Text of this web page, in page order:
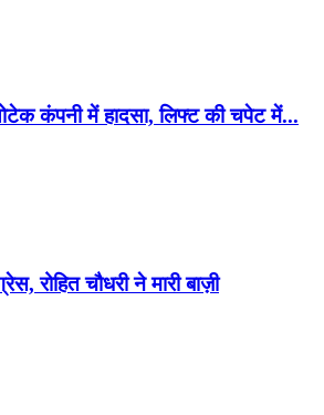
कंपनी में हादसा, लिफ्ट की चपेट में...
रोहित चौधरी ने मारी बाज़ी